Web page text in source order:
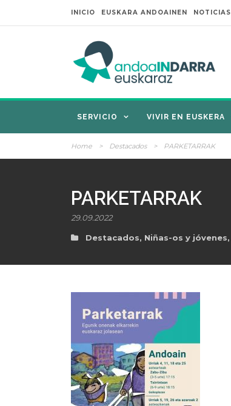
INICIO EUSKARA ANDOAINEN NOTICIAS
SERVICIO VIVIR EN EUSKERA
Home > Destacados > PARKETARRAK
PARKETARRAK
29.09.2022
Destacados, Niñas-os y jóvenes,